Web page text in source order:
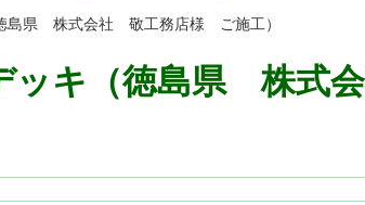
島県 株式会社 敬工務店様 ご施工）
ッキ（徳島県 株式